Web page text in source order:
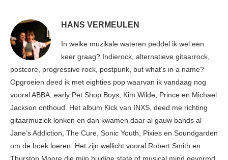
HANS VERMEULEN
In welke muzikale wateren peddel ik wel een
keer graag? Indierock, alternatieve gitaarrock,
postcore, progressive rock, postpunk, but what’s in a name?
Opgroeien deed ik met eighties pop waarvan ik vandaag nog
vooral ABBA, early Pet Shop Boys, Kim Wilde, Prince en Michael
Jackson onthoud. Het album Kick van INXS, deed me richting
gitaarmuziek lonken en dan kwamen daar al gauw bands al
Jane’s Addiction, The Cure, Sonic Youth, Pixies en Soundgarden
om de hoek loeren. Het zijn wellicht vooral Robert Smith en